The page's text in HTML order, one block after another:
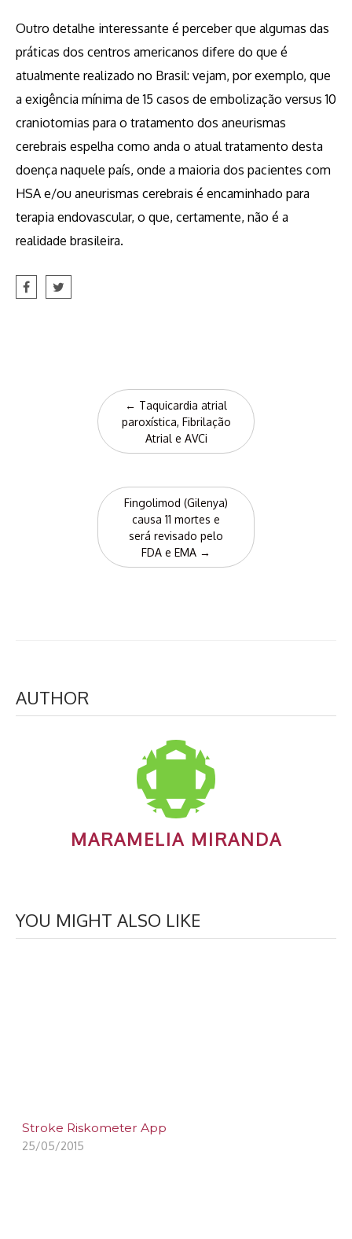
Outro detalhe interessante é perceber que algumas das
práticas dos centros americanos difere do que é
atualmente realizado no Brasil: vejam, por exemplo, que
a exigência mínima de 15 casos de embolização versus 10
craniotomias para o tratamento dos aneurismas
cerebrais espelha como anda o atual tratamento desta
doença naquele país, onde a maioria dos pacientes com
HSA e/ou aneurismas cerebrais é encaminhado para
terapia endovascular, o que, certamente, não é a
realidade brasileira.
navigation
← Taquicardia atrial
paroxística, Fibrilação
Atrial e AVCi
Fingolimod (Gilenya)
causa 11 mortes e
será revisado pelo
FDA e EMA →
AUTHOR
MARAMELIA MIRANDA
YOU MIGHT ALSO LIKE
Stroke Riskometer App
25/05/2015